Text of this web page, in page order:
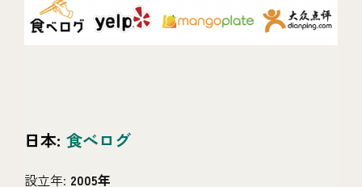
日本: 食べログ
設立年: 2005年